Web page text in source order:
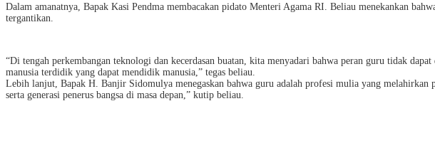
Dalam amanatnya, Bapak Kasi Pendma membacakan pidato Menteri Agama RI. Beliau menekankan
tergantikan.
“Di tengah perkembangan teknologi dan kecerdasan buatan, kita menyadari bahwa peran guru tidak
manusia terdidik yang dapat mendidik manusia,” tegas beliau.
Lebih lanjut, Bapak H. Banjir Sidomulya menegaskan bahwa guru adalah profesi mulia yang
serta generasi penerus bangsa di masa depan,” kutip beliau.